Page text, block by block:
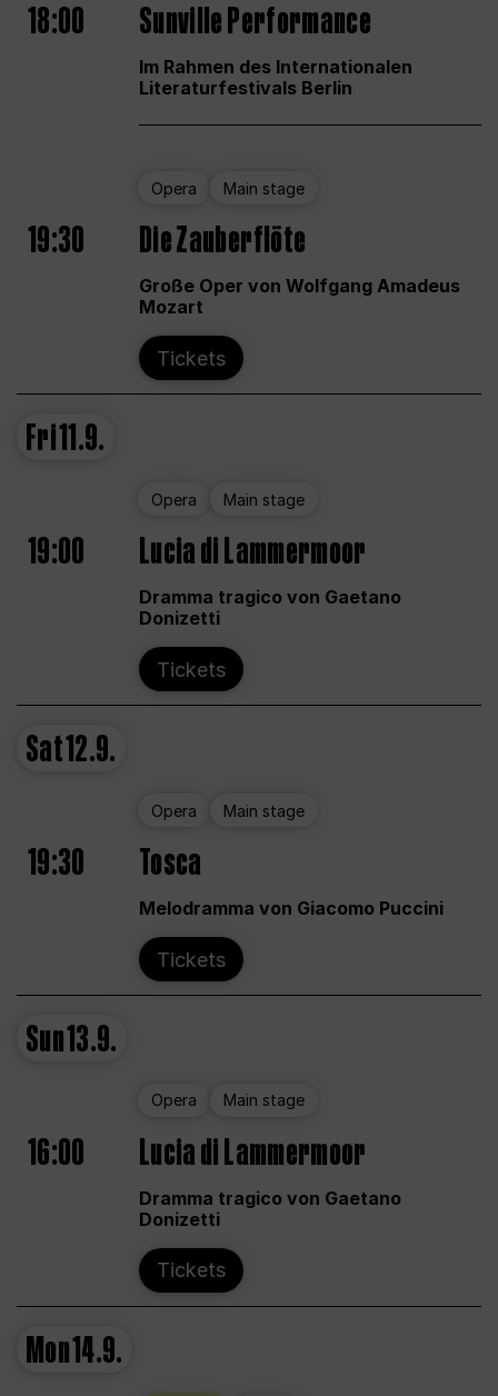
18:00 Sunville Performance
Im Rahmen des Internationalen
Literaturfestivals Berlin
Opera Main stage
19:30 Die Zauberflöte
Große Oper von Wolfgang Amadeus
Mozart
Tickets
Fri11.9.
Opera Main stage
19:00 Lucia di Lammermoor
Dramma tragico von Gaetano
Donizetti
Tickets
Sat12.9.
Opera Main stage
19:30 Tosca
Melodramma von Giacomo Puccini
Tickets
Sun13.9.
Opera Main stage
16:00 Lucia di Lammermoor
Dramma tragico von Gaetano
Donizetti
Tickets
Mon14.9.